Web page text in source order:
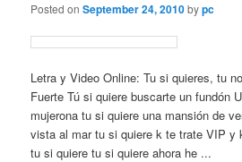
Posted onSeptember 24, 2010bypc
Letra y Video Online: Tu si quieres, tu
Fuerte Tú si quiere buscarte un fundón
mujerona tu si quiere una mansión de
vista al mar tu si quiere k te trate VIP y
tu si quiere tu si quiere ahora he ...